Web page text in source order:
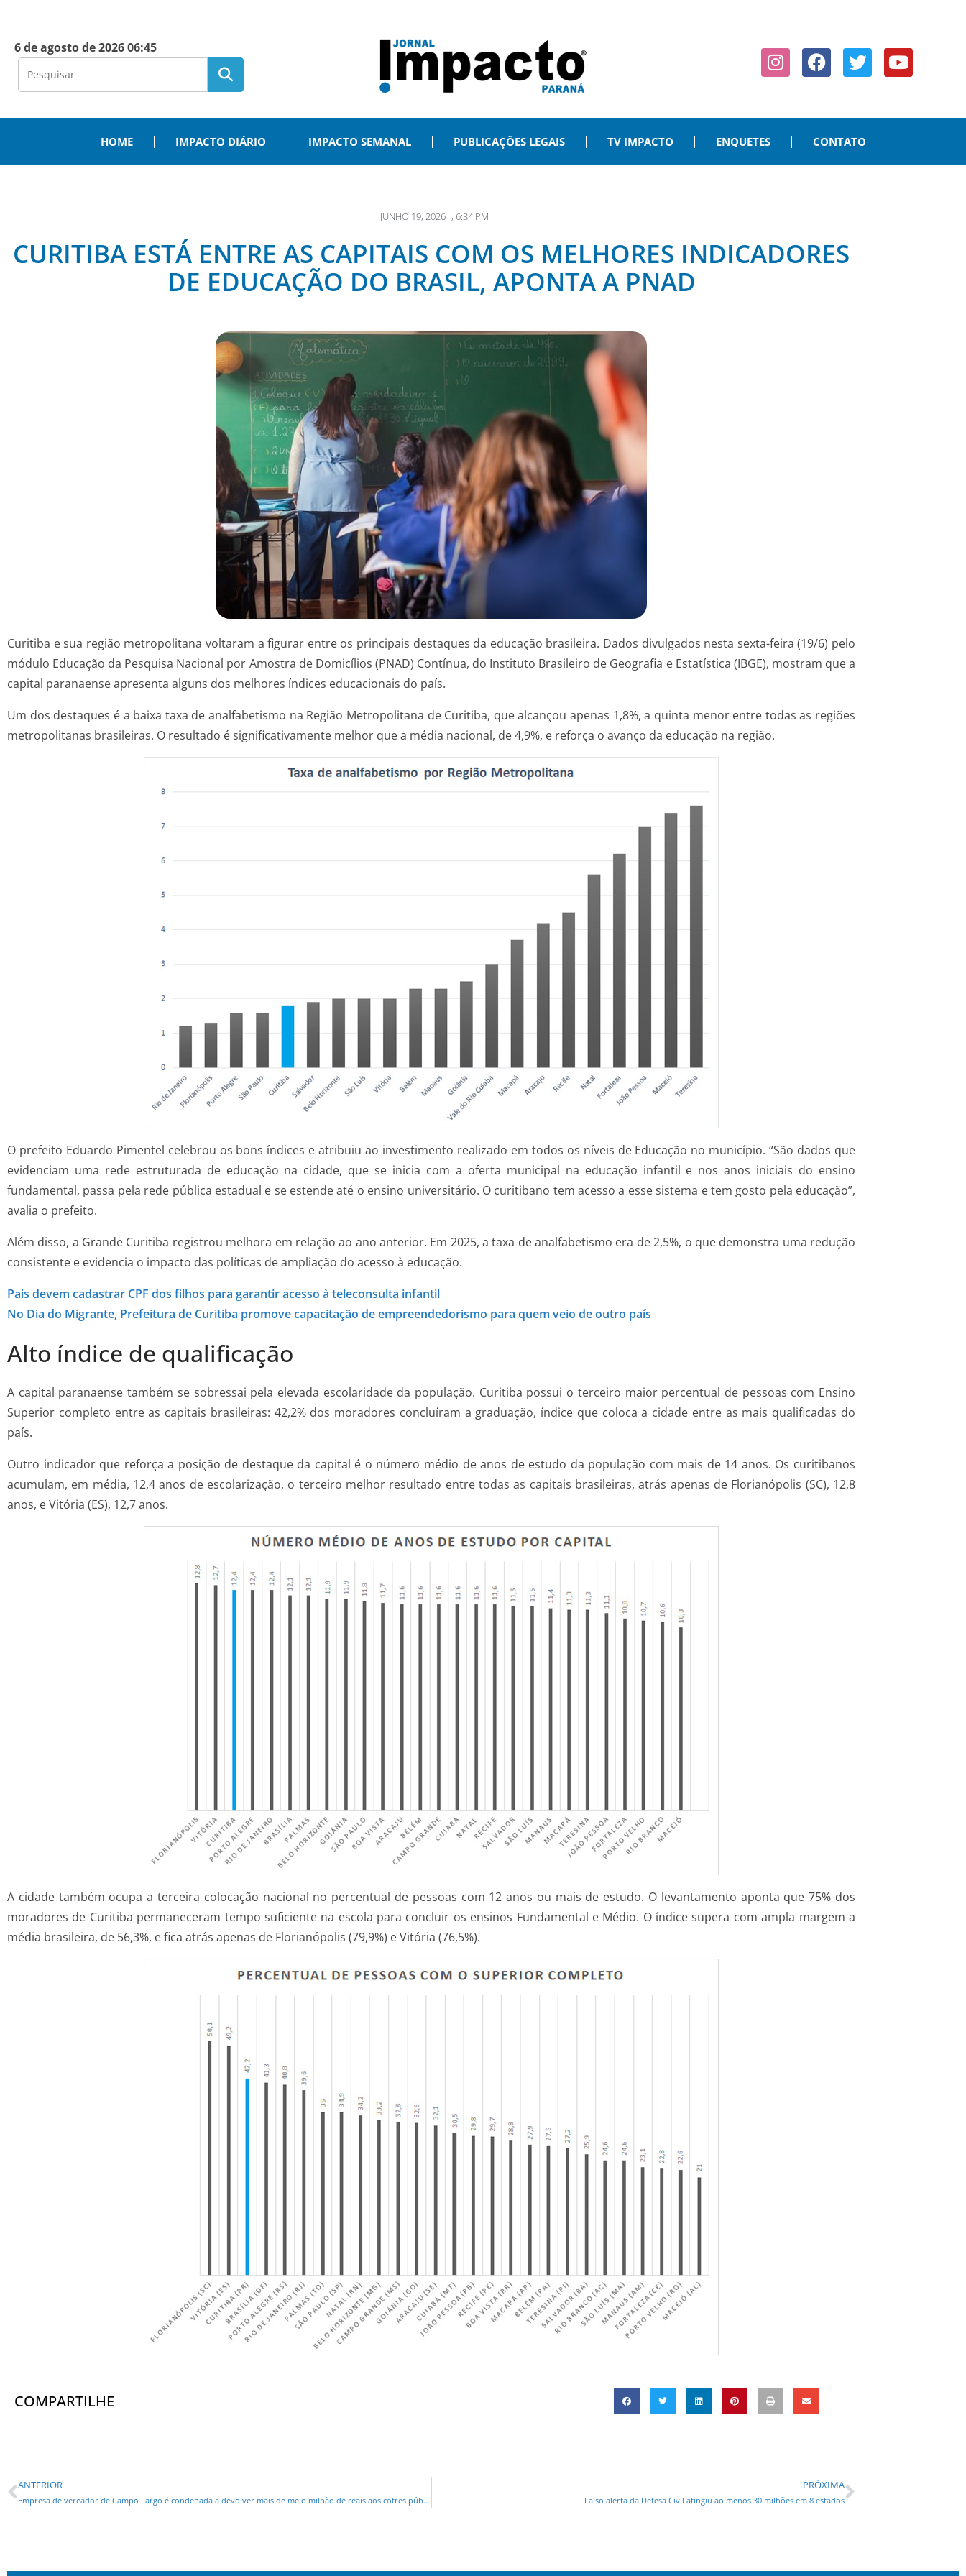
6 de agosto de 2026 06:45
HOME IMPACTO DIÁRIO IMPACTO SEMANAL PUBLICAÇÕES LEGAIS TV IMPACTO ENQUETES CONTATO
JUNHO 19, 2026 , 6:34 PM
CURITIBA ESTÁ ENTRE AS CAPITAIS COM OS MELHORES INDICADORES
DE EDUCAÇÃO DO BRASIL, APONTA A PNAD
Curitiba e sua região metropolitana voltaram a figurar entre os principais destaques da educação brasileira. Dados divulgados nesta sexta-feira (19/6) pelo
módulo Educação da Pesquisa Nacional por Amostra de Domicílios (PNAD) Contínua, do Instituto Brasileiro de Geografia e Estatística (IBGE), mostram que a
capital paranaense apresenta alguns dos melhores índices educacionais do país.
Um dos destaques é a baixa taxa de analfabetismo na Região Metropolitana de Curitiba, que alcançou apenas 1,8%, a quinta menor entre todas as regiões
metropolitanas brasileiras. O resultado é significativamente melhor que a média nacional, de 4,9%, e reforça o avanço da educação na região.
O prefeito Eduardo Pimentel celebrou os bons índices e atribuiu ao investimento realizado em todos os níveis de Educação no município. “São dados que
evidenciam uma rede estruturada de educação na cidade, que se inicia com a oferta municipal na educação infantil e nos anos iniciais do ensino
fundamental, passa pela rede pública estadual e se estende até o ensino universitário. O curitibano tem acesso a esse sistema e tem gosto pela educação”,
avalia o prefeito.
Além disso, a Grande Curitiba registrou melhora em relação ao ano anterior. Em 2025, a taxa de analfabetismo era de 2,5%, o que demonstra uma redução
consistente e evidencia o impacto das políticas de ampliação do acesso à educação.
Pais devem cadastrar CPF dos filhos para garantir acesso à teleconsulta infantil
No Dia do Migrante, Prefeitura de Curitiba promove capacitação de empreendedorismo para quem veio de outro país
Alto índice de qualificação
A capital paranaense também se sobressai pela elevada escolaridade da população. Curitiba possui o terceiro maior percentual de pessoas com Ensino
Superior completo entre as capitais brasileiras: 42,2% dos moradores concluíram a graduação, índice que coloca a cidade entre as mais qualificadas do
país.
Outro indicador que reforça a posição de destaque da capital é o número médio de anos de estudo da população com mais de 14 anos. Os curitibanos
acumulam, em média, 12,4 anos de escolarização, o terceiro melhor resultado entre todas as capitais brasileiras, atrás apenas de Florianópolis (SC), 12,8
anos, e Vitória (ES), 12,7 anos.
A cidade também ocupa a terceira colocação nacional no percentual de pessoas com 12 anos ou mais de estudo. O levantamento aponta que 75% dos
moradores de Curitiba permaneceram tempo suficiente na escola para concluir os ensinos Fundamental e Médio. O índice supera com ampla margem a
média brasileira, de 56,3%, e fica atrás apenas de Florianópolis (79,9%) e Vitória (76,5%).
COMPARTILHE
ANTERIOR
Empresa de vereador de Campo Largo é condenada a devolver mais de meio milhão de reais aos cofres públicos
PRÓXIMA
Falso alerta da Defesa Civil atingiu ao menos 30 milhões em 8 estados